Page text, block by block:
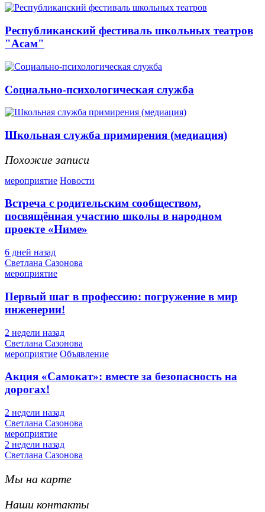
Республиканский фестиваль школьных театров
"Асам"
Социально-психологическая служба
Школьная служба примирения (медиация)
Похожие записи
мероприятие Новости
Встреча с родительским сообществом,
посвящённая участию школы в народном
проекте «Ниме»
6 дней назад
Светлана Сазонова
мероприятие
Первый шаг в профессию: погружение в мир
инженерии!
2 недели назад
Светлана Сазонова
мероприятие Объявление
Акция «Самокат»: вместе за безопасность на
дорогах!
2 недели назад
Светлана Сазонова
мероприятие
2 недели назад
Светлана Сазонова
Мы на карте
Наши контакты